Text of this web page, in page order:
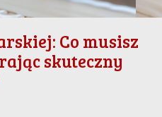
Co musisz
skuteczny